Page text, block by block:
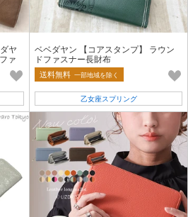
ヤ
ァ
ベベダヤン 【コアスタンプ】 ラウン
ドファスナー長財布
送料無料 一部地域を除く
乙女座スプリング